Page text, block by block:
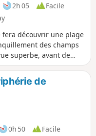
2h 05
Facile
fera découvrir une plage
des champs
superbe, avant de
dans le Dumfries and
endroits magnifiques
fréquenté.
de
0h 50
Facile